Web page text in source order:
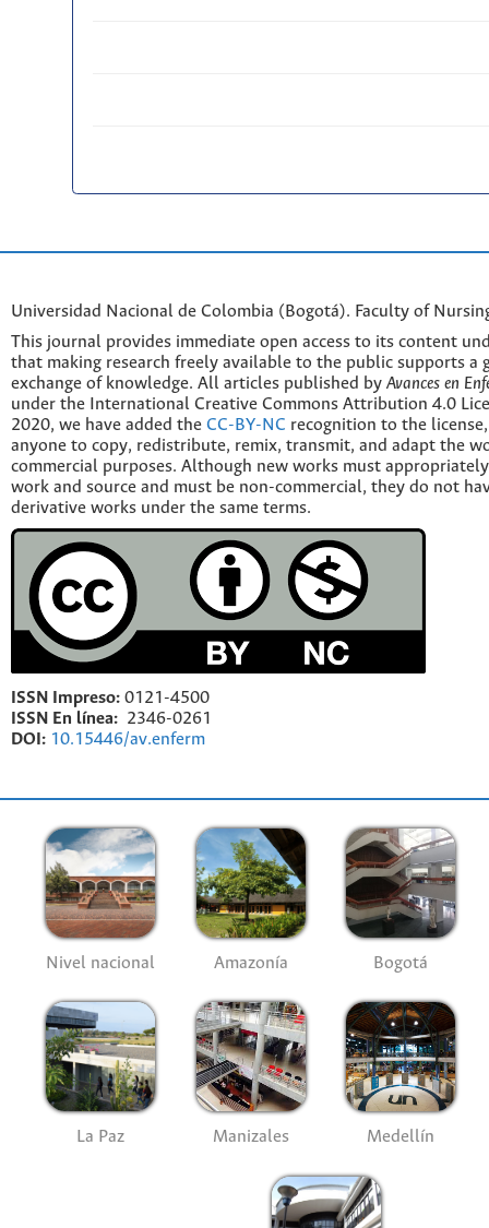
Universidad Nacional de Colombia (Bogotá). Faculty of
This journal provides immediate open access to its content
that making research freely available to the public supports a
exchange of knowledge. All articles published by Avances en
under the International Creative Commons Attribution 4.0
2020, we have added the CC-BY-NC recognition to the
anyone to copy, redistribute, remix, transmit, and adapt the
commercial purposes. Although new works must
work and source and must be non-commercial, they do not
derivative works under the same terms.
ISSN Impreso: 0121-4500
ISSN En línea: 2346-0261
DOI: 10.15446/av.enferm
Nivel nacional Amazonía Bogotá
La Paz Manizales Medellín